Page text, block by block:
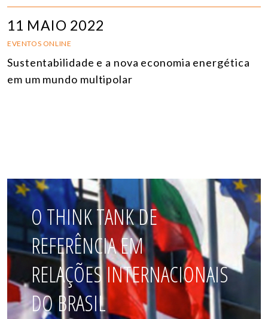
11 MAIO 2022
EVENTOS ONLINE
Sustentabilidade e a nova economia energética
em um mundo multipolar
O THINK TANK DE
REFERÊNCIA EM
RELAÇÕES INTERNACIONAIS
DO BRASIL